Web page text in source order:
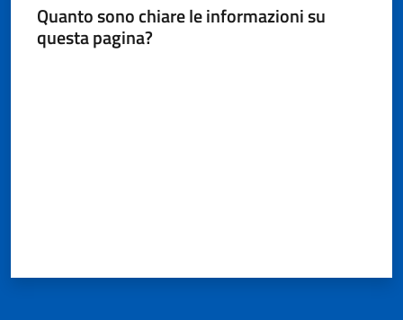
Quanto sono chiare le informazioni su
questa pagina?